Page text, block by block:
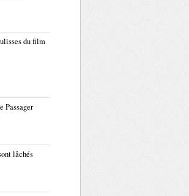
du film
Passager
lâchés